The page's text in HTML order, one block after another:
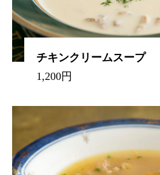
チキンクリームスープ
1,200円